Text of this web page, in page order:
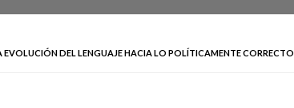
EVOLUCIÓN DEL LENGUAJE HACIA LO POLÍTICAMENTE CORRECTO